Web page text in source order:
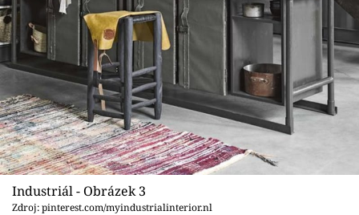
Industriál - Obrázek 3
Zdroj: pinterest.com/myindustrialinterior.nl